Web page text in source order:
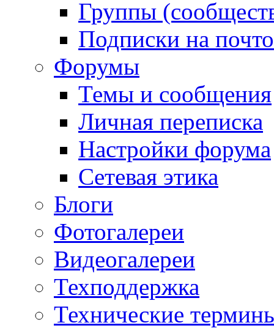
Группы
Подписки на
Форумы
Темы и сообщения
Личная переписка
Настройки форума
Сетевая этика
Блоги
Фотогалереи
Видеогалереи
Техподдержка
Технические